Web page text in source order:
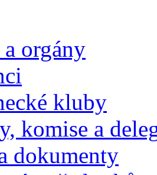
orgány
kluby
komise a
dokumenty